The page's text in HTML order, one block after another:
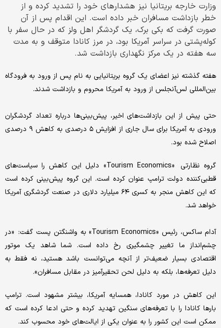
وزارت خارجه بریتانیا نیز هشدارهای خود را تشدید کرده و از
خطر بازداشت مسافران خبر داده است. این اقدام پس از آن
صورت گرفت که بکی برک، یک گردشگر اهل ولز که در حال سفر با
کوله‌پشتی در سراسر آمریکا بود، در مرز کانادا متوقف و به مدت
سه هفته در یک مرکز نگهداری بازداشت شد.
هفته گذشته نیز اعضای یک گروه بریتانیایی به نام پس از ورود به فرودگاه
بین‌المللی لس‌آنجلس از ورود به آمریکا محروم و بازداشت شدند.
حتی پیش از این بازداشت‌های اخیر، پیش‌بینی‌ها درباره تعداد گردشگران
ورودی به آمریکا برای سال جاری از افزایش ۵ درصدی به کاهش ۹ درصدی
اصلاح شده بود.
گروه نظارتی «Tourism Economics» دلیل این کاهش را سیاست‌های
قطبی‌کننده دولت ترامپ عنوان کرده است. این گروه پیش‌بینی کرده است
که این کاهش منجر به کسری ۶۴ میلیارد دلاری در صنعت گردشگری آمریکا
خواهد شد.
آدام ساکس، رئیس «Tourism Economics» به واشنگتن پست گفت: «در
چشم‌انداز ما تغییر چشمگیری رخ داده است. شما شاهد یک موتور
اقتصادی بسیار ضعیف‌تر از آنچه می‌توانست باشد هستید، نه فقط به
دلیل تعرفه‌ها، بلکه به دلیل لحن تحقیرآمیز در مقابل مسافران».
این کاهش در مورد کانادا، همسایه آمریکا، بیشتر مشهود است. ترامپ
بارها کانادا را با تعرفه‌های سنگین تهدید کرده و حتی ادعا کرده است که
ممکن است این کشور را به عنوان یکی از ایالت‌های خود محسوب کند.